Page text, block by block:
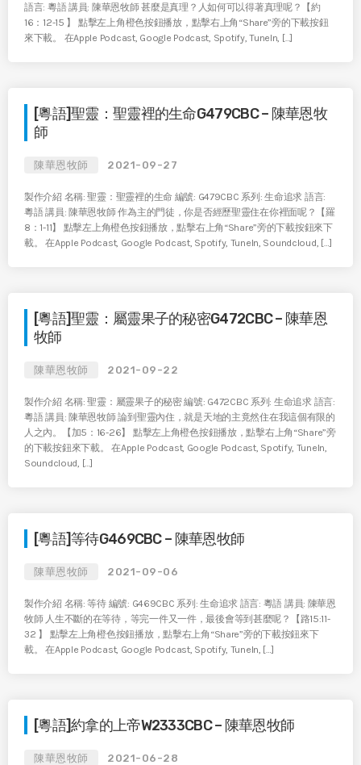
語言: 粵語 講員: 陳華恩牧師 甚麼是真理？人如何可以得著真理呢？【約
16：12-15 】 點擊左上角橙色按鈕播放，點擊右上角“Share”旁的下載按鈕
來下載。 在Apple Podcast, Google Podcast, Spotify, TuneIn, […]
[粵語]聖靈：聖靈裡的生命G479CBC – 陳華恩牧
師
陳華恩牧師 2021-09-27
製作介紹 名稱: 聖靈：聖靈裡的生命 編號: G479CBC 系列: 生命追求 語言:
粵語 講員: 陳華恩牧師 作為主的門徒，你是否經歷聖靈住在你裡面呢？【羅
8：1-11】 點擊左上角橙色按鈕播放，點擊右上角“Share”旁的下載按鈕來下
載。 在Apple Podcast, Google Podcast, Spotify, TuneIn, Soundcloud, […]
[粵語]聖靈：屬靈果子的秘密G472CBC – 陳華恩
牧師
陳華恩牧師 2021-09-22
製作介紹 名稱: 聖靈：屬靈果子的秘密 編號: G472CBC 系列: 生命追求 語言:
粵語 講員: 陳華恩牧師 論到聖靈內住，就是天地的主竟然住在我這個有限的
人之內。【加5：16-26】 點擊左上角橙色按鈕播放，點擊右上角“Share”旁
的下載按鈕來下載。 在Apple Podcast, Google Podcast, Spotify, TuneIn,
Soundcloud, […]
[粵語]等待G469CBC – 陳華恩牧師
陳華恩牧師 2021-09-06
製作介紹 名稱: 等待 編號: G469CBC 系列: 生命追求 語言: 粵語 講員: 陳華恩
牧師 人生不斷的在等待，等完一件又一件，最後會等到甚麼呢？【路15:11-
32 】 點擊左上角橙色按鈕播放，點擊右上角“Share”旁的下載按鈕來下
載。 在Apple Podcast, Google Podcast, Spotify, TuneIn, […]
[粵語]約拿的上帝W2333CBC – 陳華恩牧師
陳華恩牧師 2021-06-28